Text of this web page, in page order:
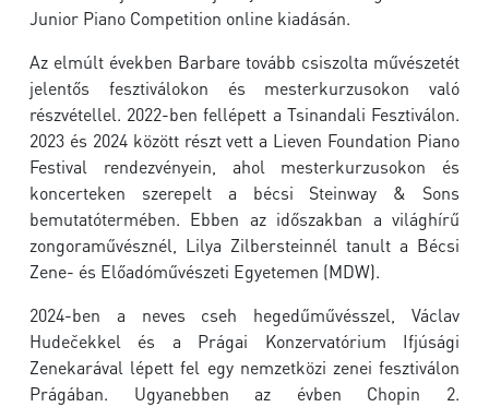
Junior Piano Competition online kiadásán.
Az elmúlt években Barbare tovább csiszolta művészetét
jelentős fesztiválokon és mesterkurzusokon való
részvétellel. 2022-ben fellépett a Tsinandali Fesztiválon.
2023 és 2024 között részt vett a Lieven Foundation Piano
Festival rendezvényein, ahol mesterkurzusokon és
koncerteken szerepelt a bécsi Steinway & Sons
bemutatótermében. Ebben az időszakban a világhírű
zongoraművésznél, Lilya Zilbersteinnél tanult a Bécsi
Zene- és Előadóművészeti Egyetemen (MDW).
2024-ben a neves cseh hegedűművésszel, Václav
Hudečekkel és a Prágai Konzervatórium Ifjúsági
Zenekarával lépett fel egy nemzetközi zenei fesztiválon
Prágában. Ugyanebben az évben Chopin 2.